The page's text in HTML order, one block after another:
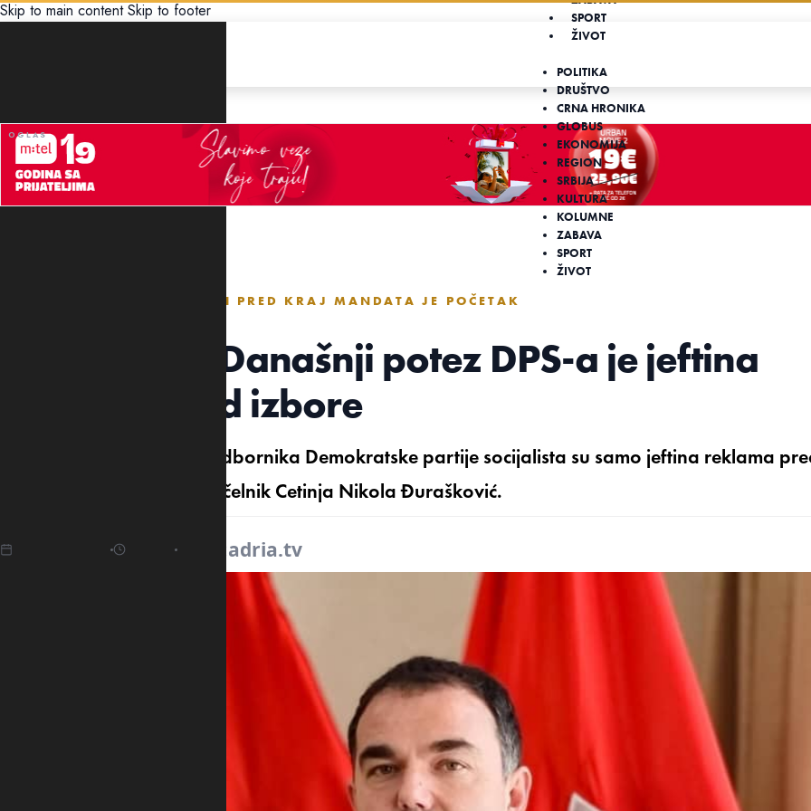
Skip to main content Skip to footer
SPORT
ŽIVOT
POLITIKA
DRUŠTVO
CRNA HRONIKA
GLOBUS
EKONOMIJA
REGION
SRBIJA
KULTURA
KOLUMNE
ZABAVA
SPORT
ŽIVOT
„OSTAVKA NA PAR MJESECI PRED KRAJ MANDATA JE POČETAK
Đurašković: Današnji potez DPS-a je jeftina
reklama pred izbore
Današnje ostavke dijela odbornika Demokratske partije socijalista su samo jeftina reklama
izbore, izjavio je gradonačelnik Cetinja Nikola Đurašković.
adria.tv